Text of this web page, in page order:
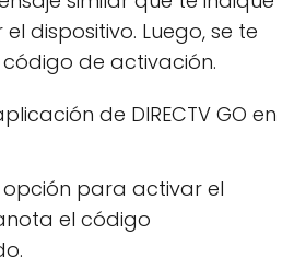
dispositivo. Luego, se te
de activación.
de DIRECTV GO en
opción para activar el
el código